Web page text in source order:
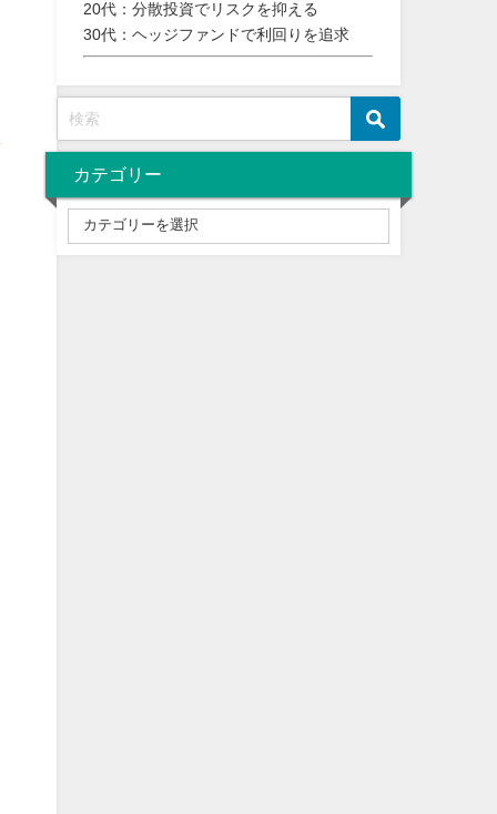
20代：分散投資でリスクを抑える
30代：ヘッジファンドで利回りを追求
カテゴリー